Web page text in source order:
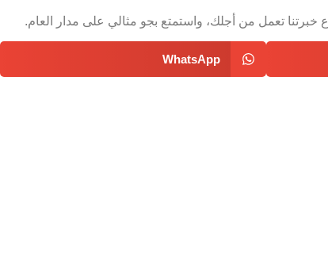
تعمل من أجلك، واستمتع بجو مثالي على مدار العام.
WhatsApp